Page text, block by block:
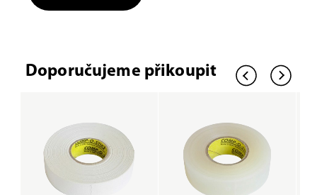
Doporučujeme přikoupit